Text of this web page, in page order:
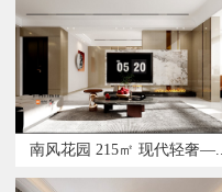
南风花园 215㎡ 现代轻奢—...